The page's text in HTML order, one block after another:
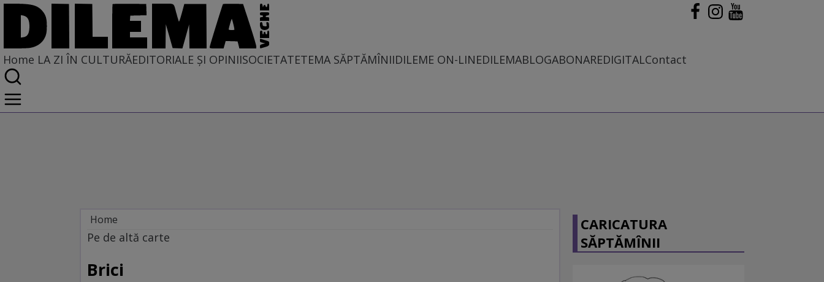
Home LA ZI ÎN CULTURĂEDITORIALE ȘI OPINIISOCIETATETEMA SĂPTĂMÎNIIDILEME ON-LINEDILEMABLOGABONAREDIGITALContact
Home
La zi în cultură
Pe de altă carte
Brici
CARICATURA
SĂPTĂMÎNII